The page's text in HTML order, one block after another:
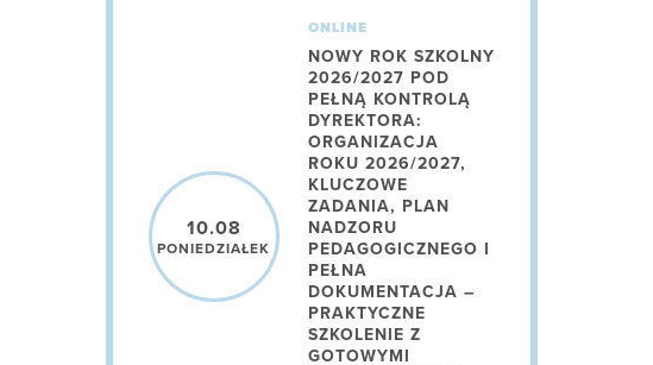
10.08
PONIEDZIAŁEK
ONLINE
NOWY ROK SZKOLNY
2026/2027 POD
PEŁNĄ KONTROLĄ
DYREKTORA:
ORGANIZACJA
ROKU 2026/2027,
KLUCZOWE
ZADANIA, PLAN
NADZORU
PEDAGOGICZNEGO I
PEŁNA
DOKUMENTACJA –
PRAKTYCZNE
SZKOLENIE Z
GOTOWYMI